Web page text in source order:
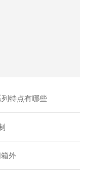
特点有哪些
外